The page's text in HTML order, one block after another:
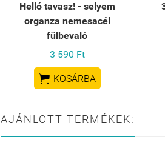
Helló tavasz! - selyem
organza nemesacél
fülbevaló
3 590 Ft
 KOSÁRBA
AJÁNLOTT TERMÉKEK: